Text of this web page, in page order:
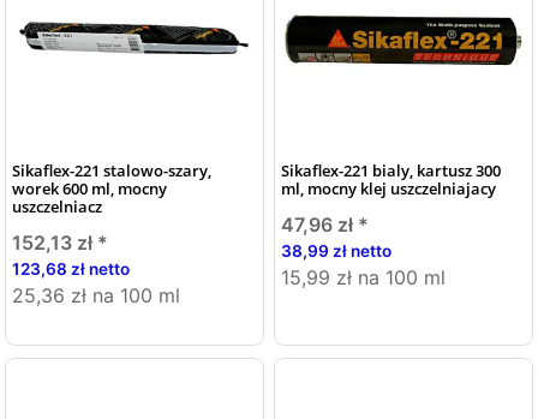
Sikaflex-221 stalowo-szary,
worek 600 ml, mocny
uszczelniacz
152,13 zł *
123,68 zł netto
25,36 zł na 100 ml
Sikaflex-221 bialy, kartusz 300
ml, mocny klej uszczelniajacy
47,96 zł *
38,99 zł netto
15,99 zł na 100 ml